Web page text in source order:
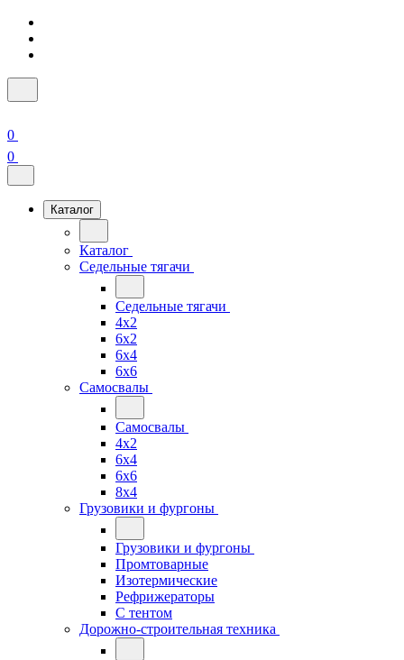
0
0
Каталог
Каталог
Седельные тягачи
Седельные тягачи
4x2
6x2
6x4
6x6
Самосвалы
Самосвалы
4x2
6x4
6x6
8x4
Грузовики и фургоны
Грузовики и фургоны
Промтоварные
Изотермические
Рефрижераторы
С тентом
Дорожно-строительная техника